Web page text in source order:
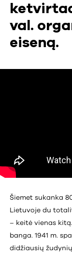
val.
eiseną.
Šiemet sukanka
Lietuvoje du
– keitė vienas
banga. 1941 m.
didžiausių